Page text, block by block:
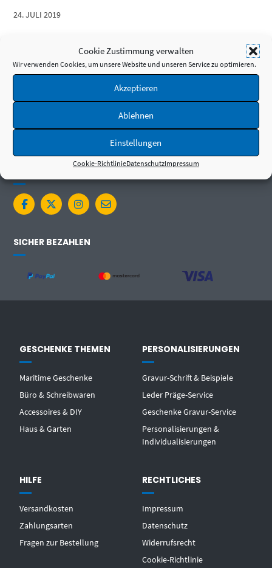
Cookie Zustimmung verwalten
Wir verwenden Cookies, um unsere Website und unseren Service zu optimieren.
Akzeptieren
Ablehnen
Einstellungen
Cookie-RichtlinieDatenschutzImpressum
24. JULI 2019
SICHER BEZAHLEN
GESCHENKE THEMEN
Maritime Geschenke
Büro & Schreibwaren
Accessoires & DIY
Haus & Garten
PERSONALISIERUNGEN
Gravur-Schrift & Beispiele
Leder Präge-Service
Geschenke Gravur-Service
Personalisierungen &
Individualisierungen
HILFE
Versandkosten
Zahlungsarten
Fragen zur Bestellung
RECHTLICHES
Impressum
Datenschutz
Widerrufsrecht
Cookie-Richtlinie